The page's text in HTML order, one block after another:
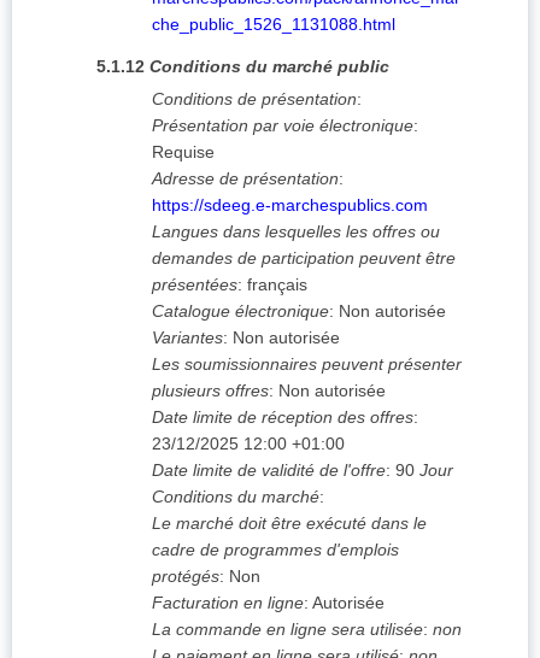
che_public_1526_1131088.html
5.1.12 Conditions du marché public
Conditions de présentation:
Présentation par voie électronique:
Requise
Adresse de présentation:
https://sdeeg.e-marchespublics.com
Langues dans lesquelles les offres ou
demandes de participation peuvent être
présentées: français
Catalogue électronique: Non autorisée
Variantes: Non autorisée
Les soumissionnaires peuvent présenter
plusieurs offres: Non autorisée
Date limite de réception des offres:
23/12/2025 12:00 +01:00
Date limite de validité de l'offre: 90 Jour
Conditions du marché:
Le marché doit être exécuté dans le
cadre de programmes d'emplois
protégés: Non
Facturation en ligne: Autorisée
La commande en ligne sera utilisée: non